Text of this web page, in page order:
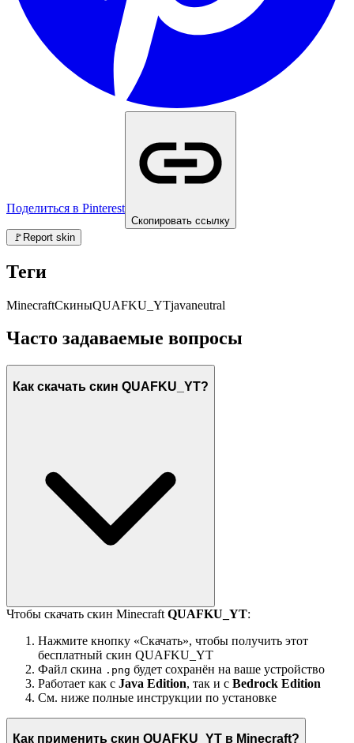
Поделиться в Pinterest
Скопировать ссылку
🚩 Report skin
Теги
MinecraftСкиныQUAFKU_YTjavaneutral
Часто задаваемые вопросы
Как скачать скин QUAFKU_YT?
Чтобы скачать скин Minecraft QUAFKU_YT:
Нажмите кнопку «Скачать», чтобы получить этот
бесплатный скин QUAFKU_YT
Файл скина .png будет сохранён на ваше устройство
Работает как с Java Edition, так и с Bedrock Edition
См. ниже полные инструкции по установке
Как применить скин QUAFKU_YT в Minecraft?